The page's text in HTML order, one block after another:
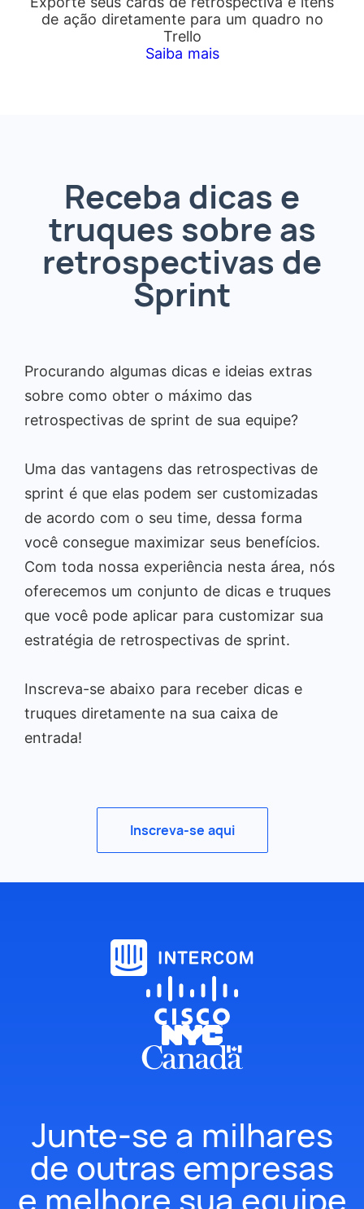
de ação diretamente para um quadro no
Trello
Saiba mais
Receba dicas e
truques sobre as
retrospectivas de
Sprint
Procurando algumas dicas e ideias extras
sobre como obter o máximo das
retrospectivas de sprint de sua equipe?
Uma das vantagens das retrospectivas de
sprint é que elas podem ser customizadas
de acordo com o seu time, dessa forma
você consegue maximizar seus benefícios.
Com toda nossa experiência nesta área, nós
oferecemos um conjunto de dicas e truques
que você pode aplicar para customizar sua
estratégia de retrospectivas de sprint.
Inscreva-se abaixo para receber dicas e
truques diretamente na sua caixa de
entrada!
Inscreva-se aqui
Junte-se a milhares
de outras empresas
e melhore sua equipe